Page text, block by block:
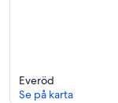
Everöd
Se på karta